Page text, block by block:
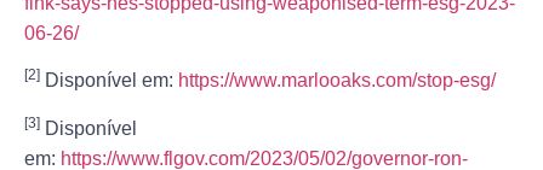
06-26/
[2] Disponível em: https://www.marlooaks.com/stop-esg/
[3] Disponível
em: https://www.flgov.com/2023/05/02/governor-ron-